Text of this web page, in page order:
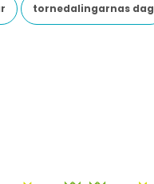
tornedalingarnas dag